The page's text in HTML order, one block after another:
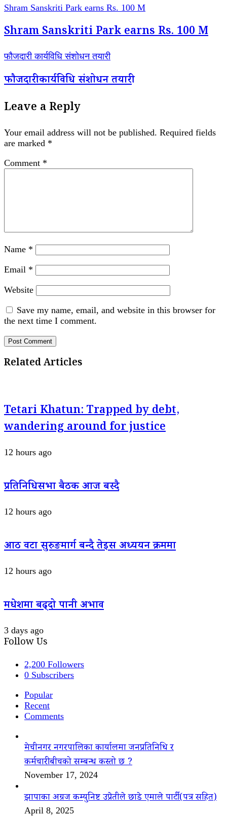
Shram Sanskriti Park earns Rs. 100 M
Shram Sanskriti Park earns Rs. 100 M
फौजदारी कार्यविधि संशोधन तयारी
फौजदारी कार्यविधि संशोधन तयारी
Leave a Reply
Your email address will not be published. Required fields
are marked *
Comment *
Name *
Email *
Website
Save my name, email, and website in this browser for
the next time I comment.
Related Articles
Tetari Khatun: Trapped by debt,
wandering around for justice
12 hours ago
प्रतिनिधिसभा बैठक आज बस्दै
12 hours ago
आठ वटा सुरुङमार्ग बन्दै तेइस अध्ययन क्रममा
12 hours ago
मधेशमा बढ्दो पानी अभाव
3 days ago
Follow Us
2,200 Followers
0 Subscribers
Popular
Recent
Comments
मेचीनगर नगरपालिका कार्यालमा जनप्रतिनिधि र
कर्मचारीबीचको सम्बन्ध कस्तो छ ?
November 17, 2024
झापाका अग्रज कम्युनिष्ट उप्रेतीले छाडे एमाले पार्टी(पत्र सहित)
April 8, 2025